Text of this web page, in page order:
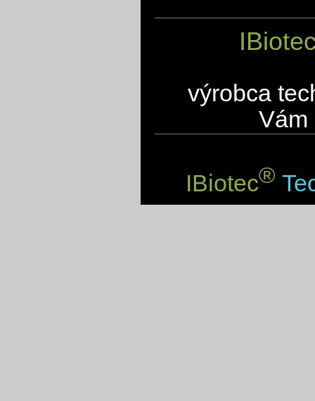
výrobca
Vám
IBiotec®